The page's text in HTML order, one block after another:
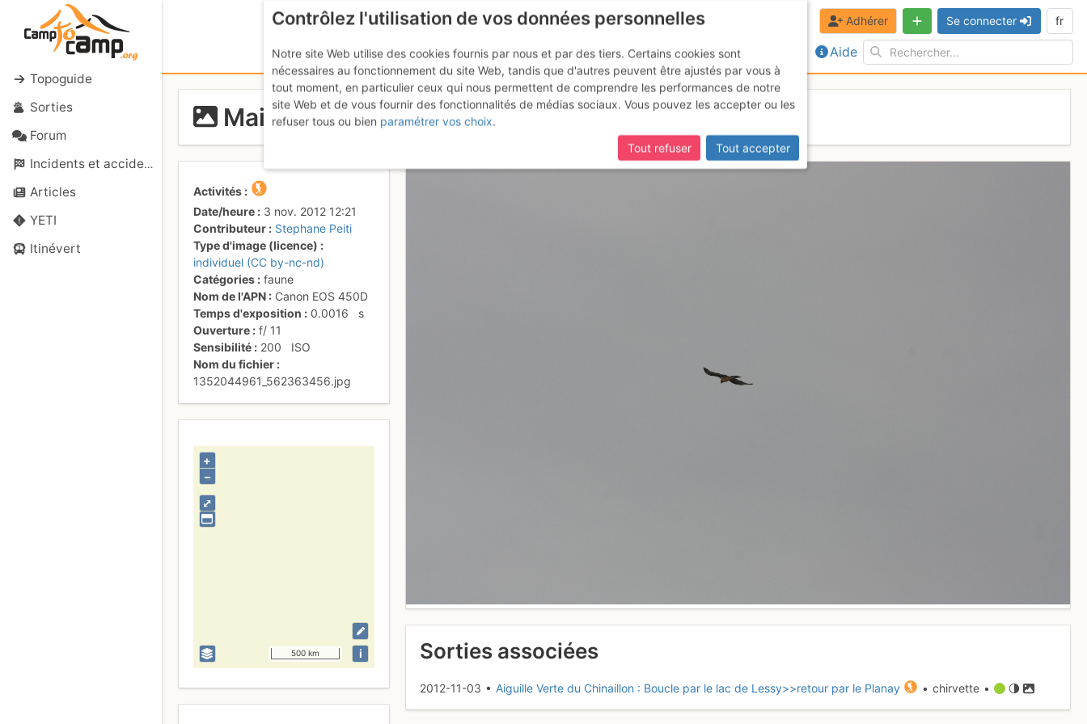
Topoguide
Sorties
Forum
Incidents et accidents
Articles
YETI
Itinévert
Aide
Adhérer Se connecter fr
Mais c'est qui ?
Activités
Date/heure
3 nov. 2012 12:21
Contributeur
Stephane Peiti
Type d'image (licence)
individuel (CC by-nc-nd)
Catégories
faune
Nom de l'APN
Canon EOS 450D
Temps d'exposition
0.0016
s
Ouverture
f/11
Sensibilité
200
ISO
Nom du fichier
1352044961_562363456.jpg
⤢
+
–
500 km i Sorties associées
2012-11-03 • Aiguille Verte du Chinaillon : Boucle par le lac de Lessy>>retour par le Planay • chirvette •
Contrôlez l'utilisation de vos données personnelles
Notre site Web utilise des cookies fournis par nous et par des tiers. Certains cookies sont
nécessaires au fonctionnement du site Web, tandis que d'autres peuvent être ajustés par vous à
tout moment, en particulier ceux qui nous permettent de comprendre les performances de notre
site Web et de vous fournir des fonctionnalités de médias sociaux. Vous pouvez les accepter ou les
refuser tous ou bien paramétrer vos choix.
Tout refuser
Tout accepter